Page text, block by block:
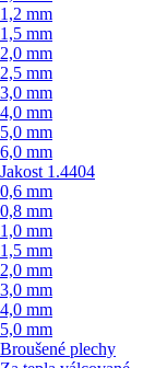
1,2 mm
1,5 mm
2,0 mm
2,5 mm
3,0 mm
4,0 mm
5,0 mm
6,0 mm
Jakost 1.4404
0,6 mm
0,8 mm
1,0 mm
1,5 mm
2,0 mm
3,0 mm
4,0 mm
5,0 mm
Broušené plechy